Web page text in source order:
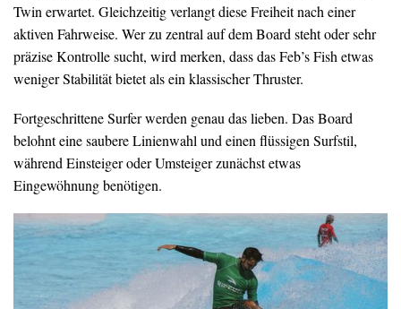
Twin erwartet. Gleichzeitig verlangt diese Freiheit nach einer
aktiven Fahrweise. Wer zu zentral auf dem Board steht oder sehr
präzise Kontrolle sucht, wird merken, dass das Feb’s Fish etwas
weniger Stabilität bietet als ein klassischer Thruster.
Fortgeschrittene Surfer werden genau das lieben. Das Board
belohnt eine saubere Linienwahl und einen flüssigen Surfstil,
während Einsteiger oder Umsteiger zunächst etwas
Eingewöhnung benötigen.